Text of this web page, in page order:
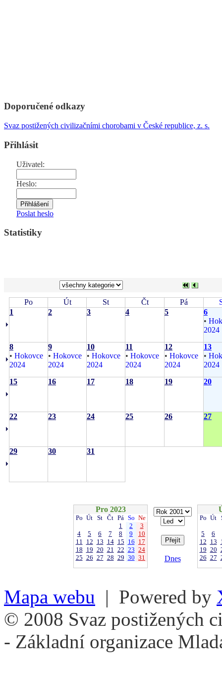
Doporučené odkazy
Svaz postižených civilizačními chorobami v České republice, z. s.
Přihlásit
Uživatel:
Heslo:
Poslat heslo
Statistiky
Po Út St Čt Pá
1
2 3 4 5
6
•
2024
8
• Hokovce
2024
9
• Hokovce
2024
10
• Hokovce
2024
11
• Hokovce
2024
12
• Hokovce
2024
13
•
2024
15
16 17 18 19 20
22 23 24 25 26 27
29 30 31
Pro 2023
Po Út St Čt Pá So Ne
1
2
3
4
5 6 7 8 9
10
11 12 13 14 15 16 17
18 19 20 21 22 23 24
25 26 27 28 29 30 31 Dnes
Po Út
5
6
12 13
19 20
26 27
Mapa webu | Powered by
© 2008 Svaz postižených
- Základní organizace